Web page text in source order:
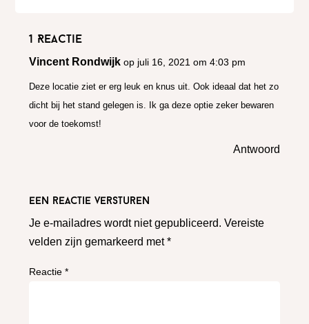
1 Reactie
Vincent Rondwijk op juli 16, 2021 om 4:03 pm
Deze locatie ziet er erg leuk en knus uit. Ook ideaal dat het zo
dicht bij het stand gelegen is. Ik ga deze optie zeker bewaren
voor de toekomst!
Antwoord
Een reactie versturen
Je e-mailadres wordt niet gepubliceerd. Vereiste
velden zijn gemarkeerd met*
Reactie*